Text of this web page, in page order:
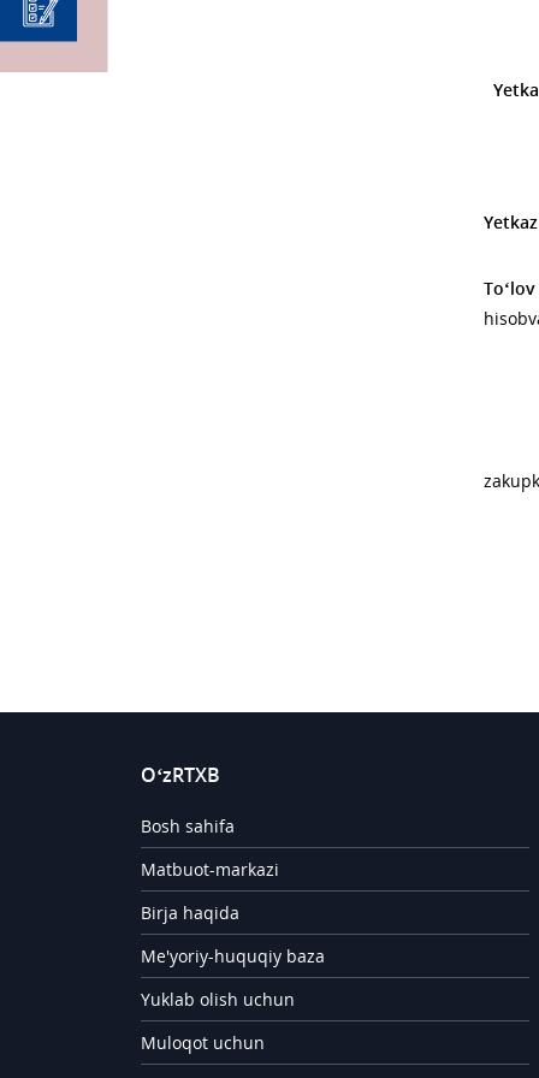
O‘zRTXB
Bosh sahifa
Matbuot-markazi
Birja haqida
Me'yoriy-huquqiy baza
Yuklab olish uchun
Muloqot uchun